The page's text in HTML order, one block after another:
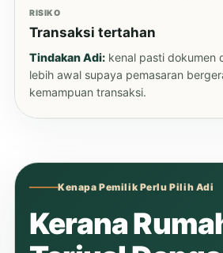
RISIKO
Transaksi tertahan
Tindakan Adi: kenal pasti dokumen
lebih awal supaya pemasaran
kemampuan transaksi.
Kenapa Pemilik Perlu Pilih Adi
Kerana